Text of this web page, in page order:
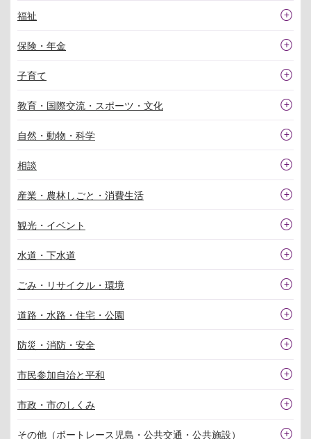
福祉
保険・年金
子育て
教育・国際交流・スポーツ・文化
自然・動物・科学
相談
産業・農林しごと・消費生活
観光・イベント
水道・下水道
ごみ・リサイクル・環境
道路・水路・住宅・公園
防災・消防・安全
市民参加自治と平和
市政・市のしくみ
その他（ボートレース児島・公共交通・公共施設）